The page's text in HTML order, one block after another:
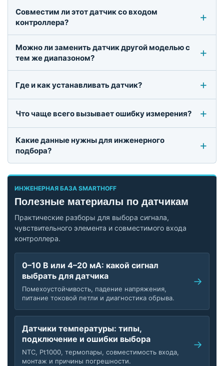
Совместим ли этот датчик со входом
контроллера?
Можно ли заменить датчик другой моделью с
тем же диапазоном?
Где и как устанавливать датчик?
Что чаще всего вызывает ошибку измерения?
Какие данные нужны для инженерного
подбора?
ИНЖЕНЕРНАЯ БАЗА SMARTHOFF
Полезные материалы по датчикам
Практические разборы для выбора сигнала,
чувствительного элемента и совместимого входа
контроллера.
0–10 В или 4–20 мА: какой сигнал
выбрать для датчика
Помехоустойчивость, падение напряжения,
питание токовой петли и диагностика обрыва.
Датчики температуры: типы,
подключение и ошибки выбора
NTC, Pt1000, термопары, совместимость входа,
монтаж и причины погрешности.